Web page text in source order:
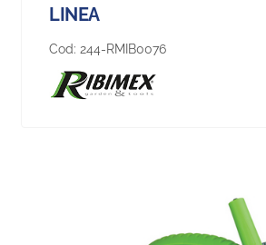
LINEA
Cod: 244-RMIB0076